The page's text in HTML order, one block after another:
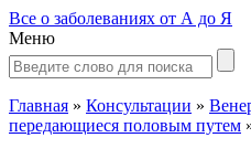
Все о заболеваниях от А до Я
Меню
Главная » Консультации »
передающиеся половым путем